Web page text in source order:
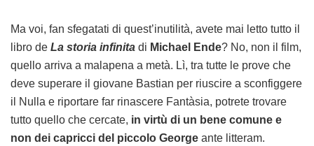
Ma voi, fan sfegatati di quest’inutilità, avete mai letto tutto il
libro de La storia infinita di Michael Ende? No, non il film,
quello arriva a malapena a metà. Lì, tra tutte le prove che
deve superare il giovane Bastian per riuscire a sconfiggere
il Nulla e riportare far rinascere Fantàsia, potrete trovare
tutto quello che cercate, in virtù di un bene comune e
non dei capricci del piccolo George ante litteram.